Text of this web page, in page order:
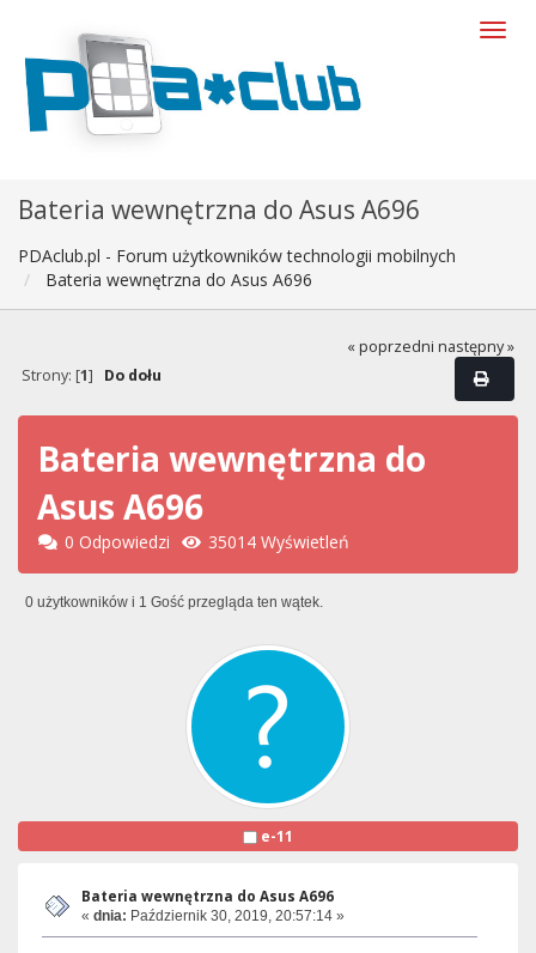
Bateria wewnętrzna do Asus A696
PDAclub.pl - Forum użytkowników technologii mobilnych
Bateria wewnętrzna do Asus A696
« poprzedni następny »
Strony: [1] Do dołu
Bateria wewnętrzna do
Asus A696
0 Odpowiedzi 35014 Wyświetleń
0 użytkowników i 1 Gość przegląda ten wątek.
e-11
Bateria wewnętrzna do Asus A696
« dnia: Październik 30, 2019, 20:57:14 »